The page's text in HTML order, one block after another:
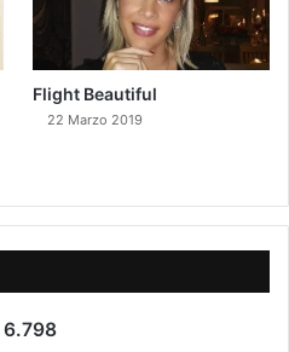
Flight Beautiful
22 Marzo 2019
6.798